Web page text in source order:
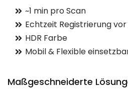
~1 min pro Scan
Echtzeit Registrierung
HDR Farbe
Mobil & Flexible
Maßgeschneiderte